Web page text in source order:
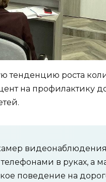
тенденцию роста
на профилактику
в руках, а
поведение на